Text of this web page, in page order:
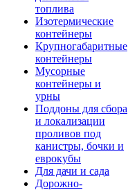
топлива
Изотермические
контейнеры
Крупногабаритные
контейнеры
Мусорные
контейнеры и
урны
Поддоны для сбора
и локализации
проливов под
канистры, бочки и
еврокубы
Для дачи и сада
Дорожно-